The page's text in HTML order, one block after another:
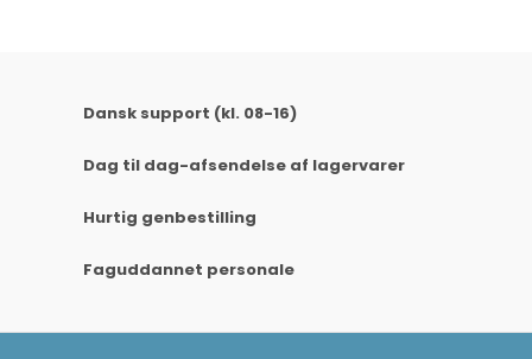
Dansk support (kl. 08-16)
Dag til dag-afsendelse af lagervarer
Hurtig genbestilling
Faguddannet personale